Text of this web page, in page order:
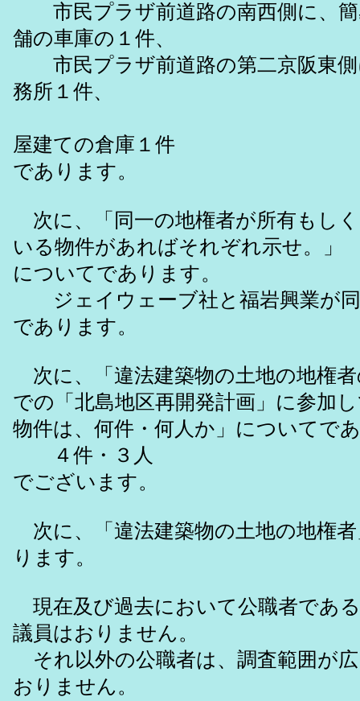
市民プラザ前道路の南西側に、簡
舗の車庫の１件、
市民プラザ前道路の第二京阪東側
務所１件、
屋建ての倉庫１件
であります。
次に、「同一の地権者が所有もし
いる物件があればそれぞれ示せ。」
についてであります。
ジェイウェーブ社と福岩興業が同
であります。
次に、「違法建築物の土地の地権
での「北島地区再開発計画」に参加
物件は、何件・何人か」についてで
４件・３人
でございます。
次に、「違法建築物の土地の地権
ります。
現在及び過去において公職者であ
議員はおりません。
それ以外の公職者は、調査範囲が
おりません。